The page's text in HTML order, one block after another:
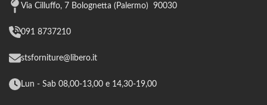
Via Cilluffo, 7 Bolognetta (Palermo) 90030
091 8737210
stsforniture@libero.it
Lun - Sab 08,00-13,00 e 14,30-19,00